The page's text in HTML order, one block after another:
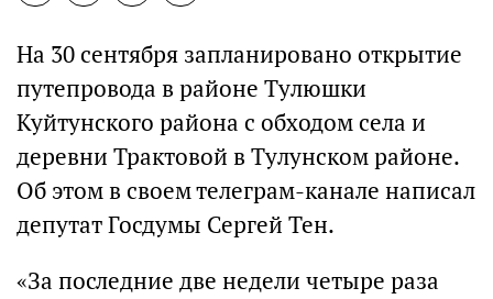
На 30 сентября запланировано открытие
путепровода в районе Тулюшки
Куйтунского района с обходом села и
деревни Трактовой в Тулунском районе.
Об этом в своем телеграм-канале написал
депутат Госдумы Сергей Тен.
«За последние две недели четыре раза